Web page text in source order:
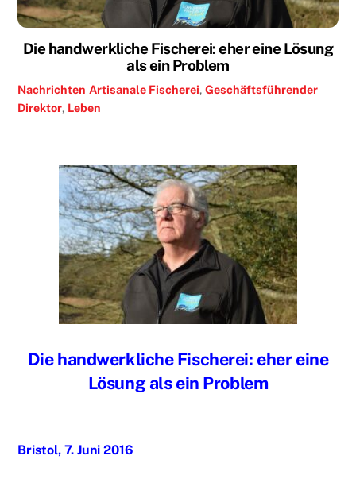
Die handwerkliche Fischerei: eher eine Lösung
als ein Problem
Nachrichten Artisanale Fischerei,Geschäftsführender
Direktor, Leben
Die handwerkliche Fischerei: eher eine
Lösung als ein Problem
Bristol, 7. Juni 2016